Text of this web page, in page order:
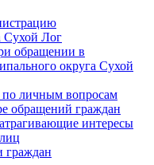
Сухой Лог
обращении в
округа Сухой
личным вопросам
обращений граждан
интересы
граждан